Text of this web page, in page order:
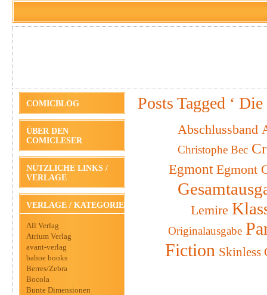
COMICBLOG
ÜBER DEN
COMICLESER
NÜTZLICHE LINKS /
VERLAGE
VERLAGE / KATEGORIEN
All Verlag
Atrium Verlag
avant-verlag
bahoe books
Berres/Zebra
Bocola
Bunte Dimensionen
Posts Tagged ‘
Abschlussband
Christophe Bec
Egmont Egmont
Lemire
Originalausgabe
Fiction Skinless